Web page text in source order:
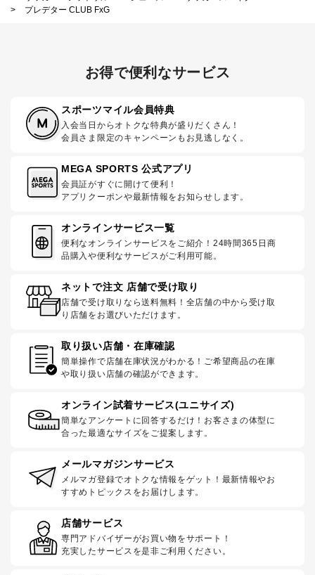
>
プレデター CLUB FxG
お得で便利なサービス
スポーツマイル会員特典
入会当日からオトクな特典が盛りだくさん！
会員さま限定のキャンペーンもお見逃しなく。
MEGA SPORTS 公式アプリ
会員証がすぐに開けて便利！
アプリクーポンや最新情報をお知らせします。
オンラインサービス一覧
便利なオンラインサービスをご紹介！24時間365日商
品購入や便利なサービスがご利用可能。
ネットで注文 店舗で受け取り
店舗で受け取りなら送料無料！全店舗の中から受け取
り店舗をお選びいただけます。
取り扱い店舗・在庫確認
簡単操作で店舗在庫状況がわかる！ご希望商品の在庫
や取り扱い店舗の確認ができます。
オンライン試着サービス(ユニサイズ)
簡単なアンケートに回答するだけ！お客さまの体型に
合った最適なサイズをご提案します。
メールマガジンサービス
メルマガ登録でオトクな情報をゲット！最新情報やお
すすめトピックスをお届けします。
店舗サービス
専門アドバイザーがお買い物をサポート！
充実したサービスを是非ご利用ください。